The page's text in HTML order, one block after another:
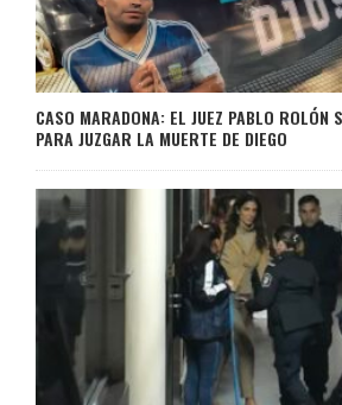
CASO MARADONA: EL JUEZ PABLO ROLÓN
PARA JUZGAR LA MUERTE DE DIEGO